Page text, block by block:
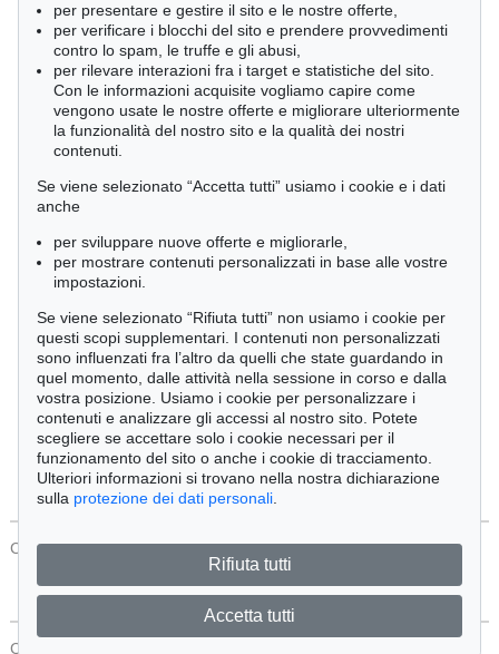
Lifestyle
Pietre miliari delle scienze naturali
Letteratura classica
Economia e diritto
Meraviglie della natura
Cimelia
Ordine:
Tutti gli oggetti
Solo offerte attuali
Solo oggetti venduti
Cerca
CONTATTI Protezione Dei Dati
CONTATTI
per presentare e gestire il sito e le nostre offerte,
per verificare i blocchi del sito e prendere provvedimenti
contro lo spam, le truffe e gli abusi,
per rilevare interazioni fra i target e statistiche del sito.
Con le informazioni acquisite vogliamo capire come
vengono usate le nostre offerte e migliorare ulteriormente
la funzionalità del nostro sito e la qualità dei nostri
contenuti.
Se viene selezionato “Accetta tutti” usiamo i cookie e i dati
anche
per sviluppare nuove offerte e migliorarle,
per mostrare contenuti personalizzati in base alle vostre
impostazioni.
Se viene selezionato “Rifiuta tutti” non usiamo i cookie per
questi scopi supplementari. I contenuti non personalizzati
sono influenzati fra l’altro da quelli che state guardando in
quel momento, dalle attività nella sessione in corso e dalla
vostra posizione. Usiamo i cookie per personalizzare i
contenuti e analizzare gli accessi al nostro sito. Potete
scegliere se accettare solo i cookie necessari per il
funzionamento del sito o anche i cookie di tracciamento.
Ulteriori informazioni si trovano nella nostra dichiarazione
sulla protezione dei dati personali
Rifiuta tutti
Accetta tutti